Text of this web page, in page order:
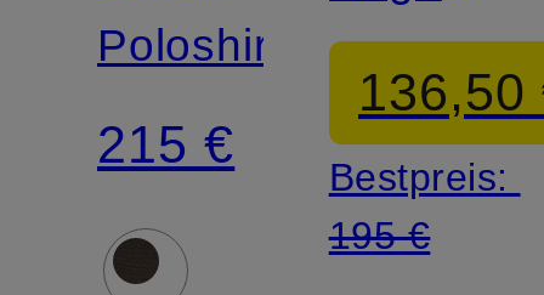
Poloshirt
215 €
Fit
136,50
Bestpreis:
195 €